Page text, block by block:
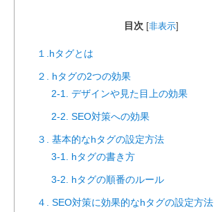
目次 [非表示]
１.hタグとは
２. hタグの2つの効果
2-1. デザインや見た目上の効果
2-2. SEO対策への効果
３. 基本的なhタグの設定方法
3-1. hタグの書き方
3-2. hタグの順番のルール
４. SEO対策に効果的なhタグの設定方法